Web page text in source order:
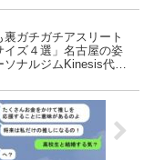
裏ガチガチアスリート
イズ４選」名古屋の姿
ナルジムKinesis代表